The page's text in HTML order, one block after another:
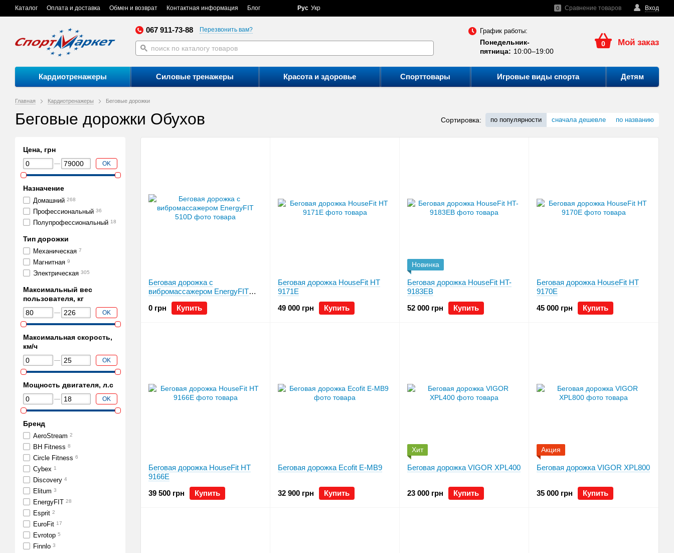
Каталог Оплата и доставка Обмен и возврат Контактная информация Блог Вход
0 Сравнение товаров
Рус Укр
067 911-73-88 Перезвонить вам? График работы:
Понедельник-
пятница: 10:00–19:00
0 Мой заказ
Кардиотренажеры Силовые тренажеры Красота и здоровье Спорттовары Игровые виды спорта Детям
Главная Кардиотренажеры Беговые дорожки
Беговые дорожки Обухов Сортировка: по популярности сначала дешевле по названию
Беговая дорожка с
вибромассажером EnergyFIT
0 грн
Купить
Беговая дорожка HouseFit HТ
9171E
49 000 грн
Купить
Новинка
Беговая дорожка HouseFit HT-
9183EB
52 000 грн
Купить
Беговая дорожка HouseFit HТ
9170E
45 000 грн
Купить
Беговая дорожка HouseFit HT
9166E
39 500 грн
Купить
Беговая дорожка Ecofit E-MB9
32 900 грн Купить
Хит
Беговая дорожка VIGOR XPL400
23 000 грн Купить
Акция
Беговая дорожка VIGOR XPL800
35 000 грн Купить
Цена, грн
OK
Назначение
Домашний 268
Профессиональный 36
Полупрофессиональный 18
Тип дорожки
Механическая 7
Магнитная 9
Электрическая 305
Максимальный вес
пользователя, кг
OK
Максимальная скорость,
км/ч
OK
Мощность двигателя, л.с
OK
Бренд
AeroStream 2
BH Fitness 8
Circle Fitness 6
Cybex 1
Discovery 4
Elitum 3
EnergyFIT 28
Esprit 2
EuroFit 17
Evrotop 5
Finnlo 3